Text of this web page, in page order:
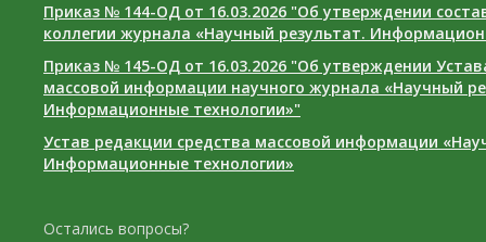
Приказ № 144-ОД от 16.03.2026 "Об утверждении
коллегии журнала «Научный результат.
Приказ № 145-ОД от 16.03.2026 "Об утверждении
массовой информации научного журнала «Научный
Информационные технологии»"
Устав редакции средства массовой информации
Информационные технологии»
Остались вопросы?